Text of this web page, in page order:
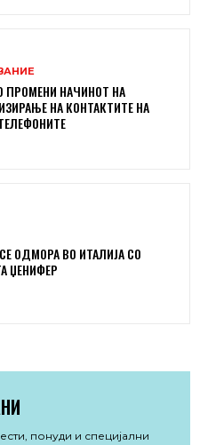
ПРОМЕНИ НАЧИНОТ НА
НА КОНТАКТИТЕ НА
ОДМОРА ВО ИТАЛИЈА СО
ЏЕНИФЕР
понуди и специјални